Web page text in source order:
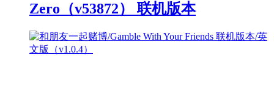
Zero（v53872） 联机版本